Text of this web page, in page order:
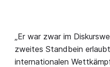
„Er war zwar im
zweites Standbein
internationalen